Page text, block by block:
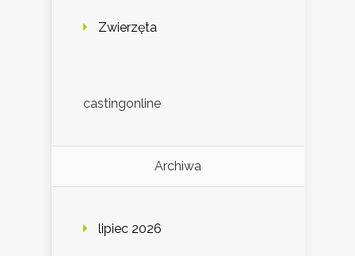
Zwierzęta
castingonline
Archiwa
lipiec 2026